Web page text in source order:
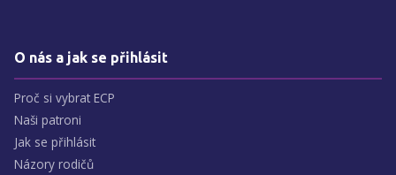
O nás a jak se přihlásit
Proč si vybrat ECP
Naši patroni
Jak se přihlásit
Názory rodičů